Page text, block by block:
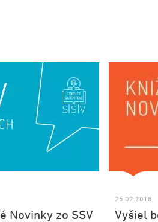
Novinky zo SSV
25.02.2018
Vyšiel